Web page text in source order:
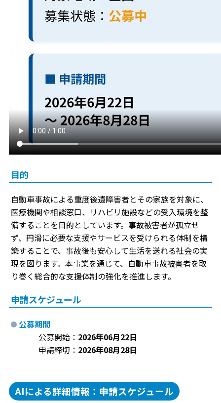
目的
自動車事故による重度後遺障害者とその家族を対象に、
医療機関や相談窓口、リハビリ施設などの受入環境を整
備することを目的としています。事故被害者が孤立せ
ず、円滑に必要な支援やサービスを受けられる体制を構
築することで、事故後も安心して生活を送れる社会の実
現を図ります。本事業を通じて、自動車事故被害者を取
り巻く総合的な支援体制の強化を推進します。
申請スケジュール
公募期間
公募開始： 2026年06月22日
申請締切： 2026年08月28日
AIによる詳細情報：申請スケジュール